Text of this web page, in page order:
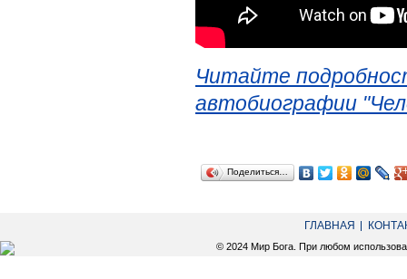
Читайте
автобиографии
Поделиться…
ГЛАВНАЯ
© 2024 Мир Бога. При любом